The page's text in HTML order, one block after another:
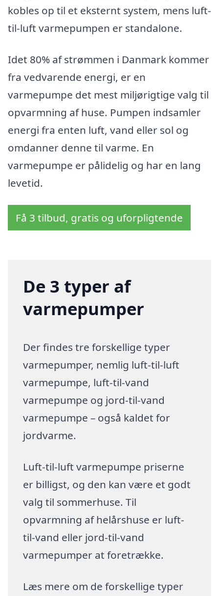
kobles op til et eksternt system, mens luft-
til-luft varmepumpen er standalone.
Idet 80% af strømmen i Danmark kommer
fra vedvarende energi, er en
varmepumpe det mest miljørigtige valg til
opvarmning af huse. Pumpen indsamler
energi fra enten luft, vand eller sol og
omdanner denne til varme. En
varmepumpe er pålidelig og har en lang
levetid.
Få 3 tilbud, gratis og uforpligtende
De 3 typer af
varmepumper
Der findes tre forskellige typer
varmepumper, nemlig luft-til-luft
varmepumpe, luft-til-vand
varmepumpe og jord-til-vand
varmepumpe – også kaldet for
jordvarme.
Luft-til-luft varmepumpe priserne
er billigst, og den kan være et godt
valg til sommerhuse. Til
opvarmning af helårshuse er luft-
til-vand eller jord-til-vand
varmepumper at foretrække.
Læs mere om de forskellige typer